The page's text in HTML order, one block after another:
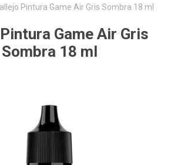
Pintura Game Air Gris Sombra 18 ml
Game Air Gris
Sombra 18 ml